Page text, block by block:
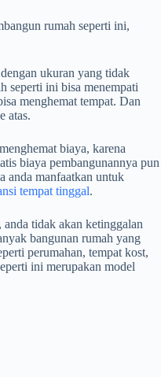
rumah seperti ini,
ukuran yang tidak
seperti ini bisa menempati
menghemat tempat. Dan
atas.
biaya, karena
biaya pembangunannya pun
anda manfaatkan untuk
tempat tinggal.
tidak akan ketinggalan
bangunan rumah yang
perumahan, tempat kost,
ini merupakan model